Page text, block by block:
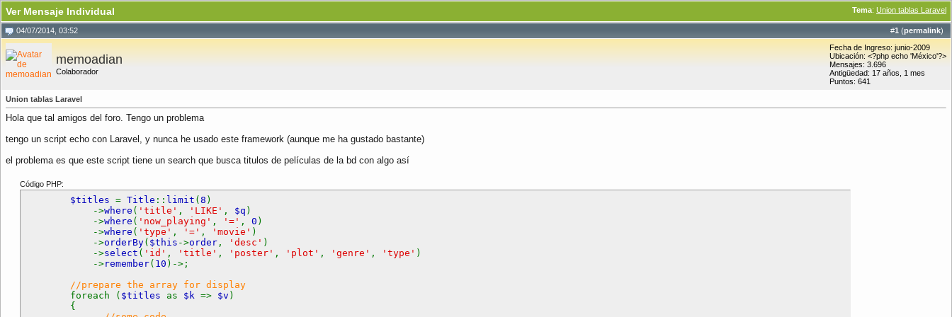
Tema: Union tablas Laravel
Ver Mensaje Individual
#1 (permalink)
04/07/2014, 03:52
memoadian
Colaborador
Fecha de Ingreso: junio-2009
Ubicación: <?php echo 'México'?>
Mensajes: 3.696
Antigüedad: 17 años, 1 mes
Puntos: 641
Union tablas Laravel
Hola que tal amigos del foro. Tengo un problema
tengo un script echo con Laravel, y nunca he usado este framework (aunque me ha gustado bastante)
el problema es que este script tiene un search que busca titulos de películas de la bd con algo así
Código PHP:
$titles = Title :: limit ( 8 )
->where ( 'title' , 'LIKE' , $q )
->where ( 'now_playing' , '=' , 0 )
->where ( 'type' , '=' , 'movie' )
->orderBy( $this ->order , 'desc' )
->select ( 'id' , 'title' , 'poster' , 'plot' , 'genre' , 'type' )
->remember( 10 )->;
//prepare the array for display
foreach ( $titles as $k => $v )
{